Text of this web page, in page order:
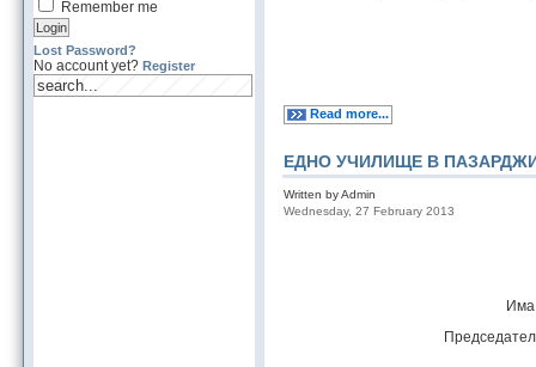
Remember me
Lost Password?
No account yet? Register
Read more...
ЕДНО УЧИЛИЩЕ В
Written by Admin
Wednesday, 27 February 2013
Има